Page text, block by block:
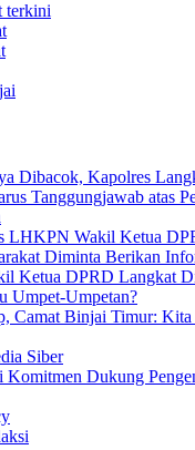
terkini
Dibacok, Kapolres
Tanggungjawab atas
LHKPN Wakil Ketua
Diminta Berikan
Ketua DPRD Langkat
Umpet-Umpetan?
Camat Binjai Timur: Kita
Siber
Komitmen Dukung